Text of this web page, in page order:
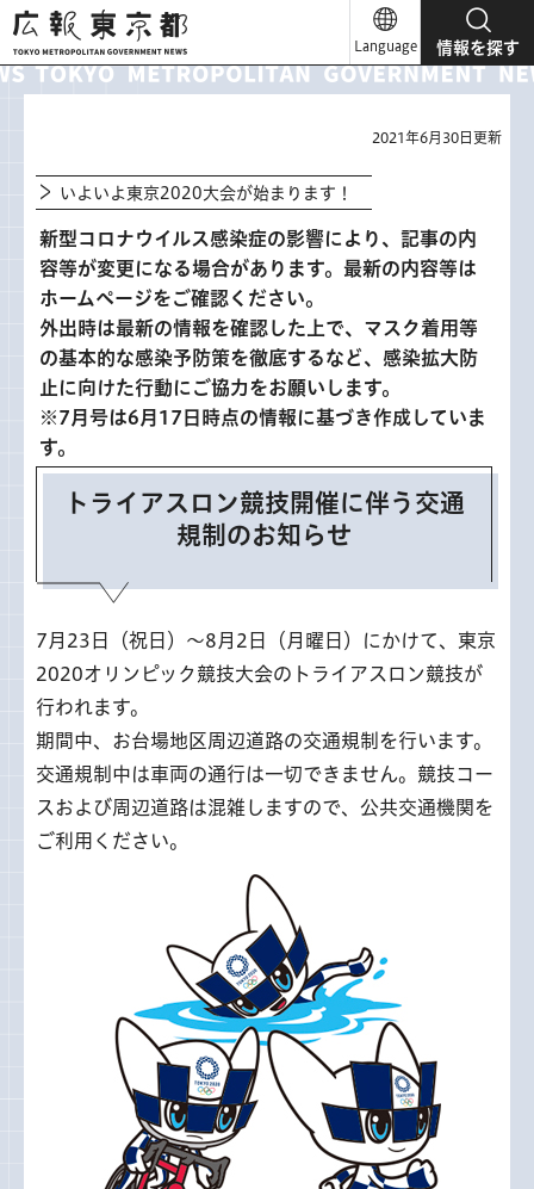
広報東京都
Language 情報を探す
2021年6月30日更新
いよいよ東京2020大会が始まります！
新型コロナウイルス感染症の影響により、記事の内
容等が変更になる場合があります。最新の内容等は
ホームページをご確認ください。
外出時は最新の情報を確認した上で、マスク着用等
の基本的な感染予防策を徹底するなど、感染拡大防
止に向けた行動にご協力をお願いします。
※7月号は6月17日時点の情報に基づき作成していま
す。
トライアスロン競技開催に伴う交通
規制のお知らせ
7月23日（祝日）～8月2日（月曜日）にかけて、東京
2020オリンピック競技大会のトライアスロン競技が
行われます。
期間中、お台場地区周辺道路の交通規制を行います。
交通規制中は車両の通行は一切できません。競技コー
スおよび周辺道路は混雑しますので、公共交通機関を
ご利用ください。